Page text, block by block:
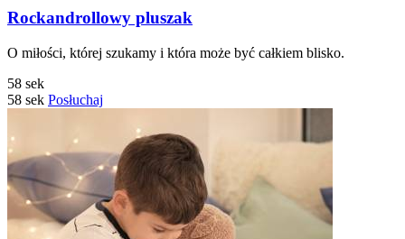
Rockandrollowy pluszak
O miłości, której szukamy i która może być całkiem blisko.
58 sek
58 sek Posłuchaj